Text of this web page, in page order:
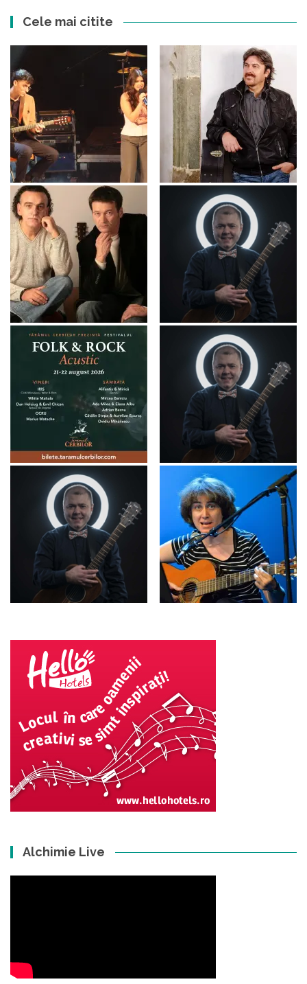
Cele mai citite
Alchimie Live